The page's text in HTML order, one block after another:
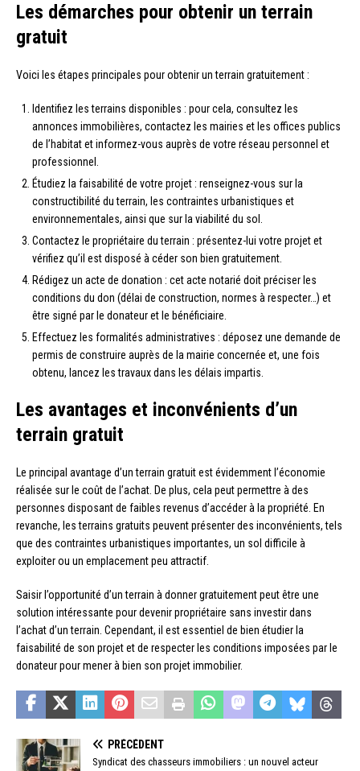
Les démarches pour obtenir un terrain
gratuit
Voici les étapes principales pour obtenir un terrain gratuitement :
Identifiez les terrains disponibles : pour cela, consultez les
annonces immobilières, contactez les mairies et les offices publics
de l’habitat et informez-vous auprès de votre réseau personnel et
professionnel.
Étudiez la faisabilité de votre projet : renseignez-vous sur la
constructibilité du terrain, les contraintes urbanistiques et
environnementales, ainsi que sur la viabilité du sol.
Contactez le propriétaire du terrain : présentez-lui votre projet et
vérifiez qu’il est disposé à céder son bien gratuitement.
Rédigez un acte de donation : cet acte notarié doit préciser les
conditions du don (délai de construction, normes à respecter…) et
être signé par le donateur et le bénéficiaire.
Effectuez les formalités administratives : déposez une demande de
permis de construire auprès de la mairie concernée et, une fois
obtenu, lancez les travaux dans les délais impartis.
Les avantages et inconvénients d’un
terrain gratuit
Le principal avantage d’un terrain gratuit est évidemment l’économie
réalisée sur le coût de l’achat. De plus, cela peut permettre à des
personnes disposant de faibles revenus d’accéder à la propriété. En
revanche, les terrains gratuits peuvent présenter des inconvénients, tels
que des contraintes urbanistiques importantes, un sol difficile à
exploiter ou un emplacement peu attractif.
Saisir l’opportunité d’un terrain à donner gratuitement peut être une
solution intéressante pour devenir propriétaire sans investir dans
l’achat d’un terrain. Cependant, il est essentiel de bien étudier la
faisabilité de son projet et de respecter les conditions imposées par le
donateur pour mener à bien son projet immobilier.
PRÉCÉDENT
Syndicat des chasseurs immobiliers : un nouvel acteur